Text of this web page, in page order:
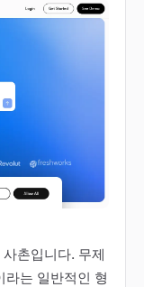
촌입니다. 무제
라는 일반적인 형